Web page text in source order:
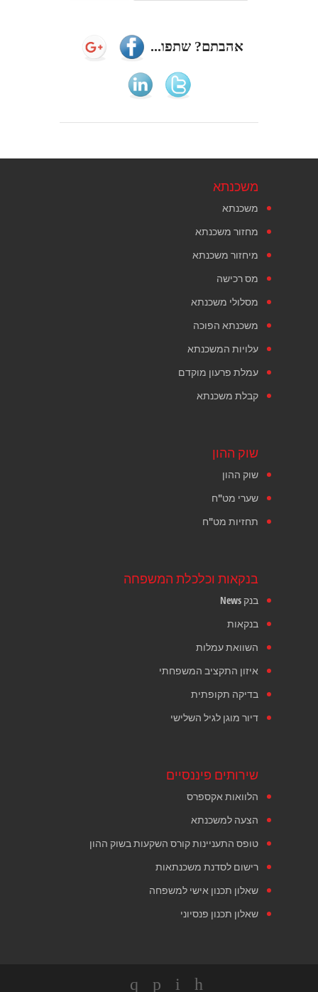
אהבתם? שתפו...
משכנתא
משכנתא
מחזור משכנתא
מיחזור משכנתא
מס רכישה
מסלולי משכנתא
משכנתא הפוכה
עלויות המשכנתא
עמלת פרעון מוקדם
קבלת משכנתא
שוק ההון
שוק ההון
שערי מט"ח
תחזיות מט"ח
בנקאות וכלכלת המשפחה
בנק News
בנקאות
השוואת עמלות
איזון התקציב המשפחתי
בדיקה תקופתית
דיור מוגן לגיל השלישי
שירותים פיננסיים
הלוואות אקספרס
הצעה למשכנתא
טופס התעניינות קורס השקעות בשוק ההון
רישום לסדנת משכנתאות
שאלון תכנון אישי למשפחה
שאלון תכנון פנסיוני